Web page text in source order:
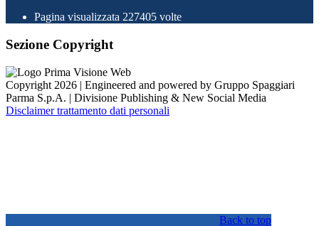
Pagina visualizzata 227405 volte
Sezione Copyright
Copyright 2026 | Engineered and powered by Gruppo Spaggiari
Parma S.p.A. | Divisione Publishing & New Social Media
Disclaimer trattamento dati personali
Back to top